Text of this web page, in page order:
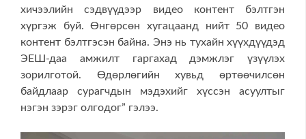
хичээлийн сэдвүүдээр видео контент бэлтгэн
хүргэж буй. Өнгөрсөн хугацаанд нийт 50 видео
контент бэлтгэсэн байна. Энэ нь тухайн хүүхдүүдэд
ЭЕШ-даа амжилт гаргахад дэмжлэг үзүүлэх
зорилготой. Өдөрлөгийн хувьд өртөөчилсөн
байдлаар сурагчдын мэдэхийг хүссэн асуултыг
нэгэн зэрэг олгодог” гэлээ.